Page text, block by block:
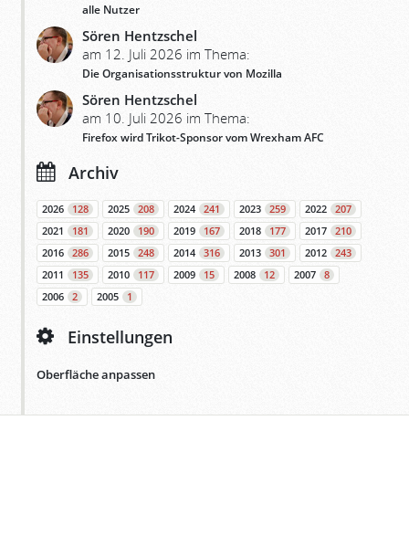
alle Nutzer
Sören Hentzschel
am 12. Juli 2026 im Thema:
Die Organisationsstruktur von Mozilla
Sören Hentzschel
am 10. Juli 2026 im Thema:
Firefox wird Trikot-Sponsor vom Wrexham AFC
Archiv
2026 128 2025 208 2024 241 2023 259 2022
207
2021
181 2020 190 2019 167 2018 177 2017
210
2016
286 2015 248 2014 316 2013 301 2012
243
2011
135 2010 117 2009 15 2008 12 2007
8
2006
2 2005 1
Einstellungen
Oberfläche anpassen